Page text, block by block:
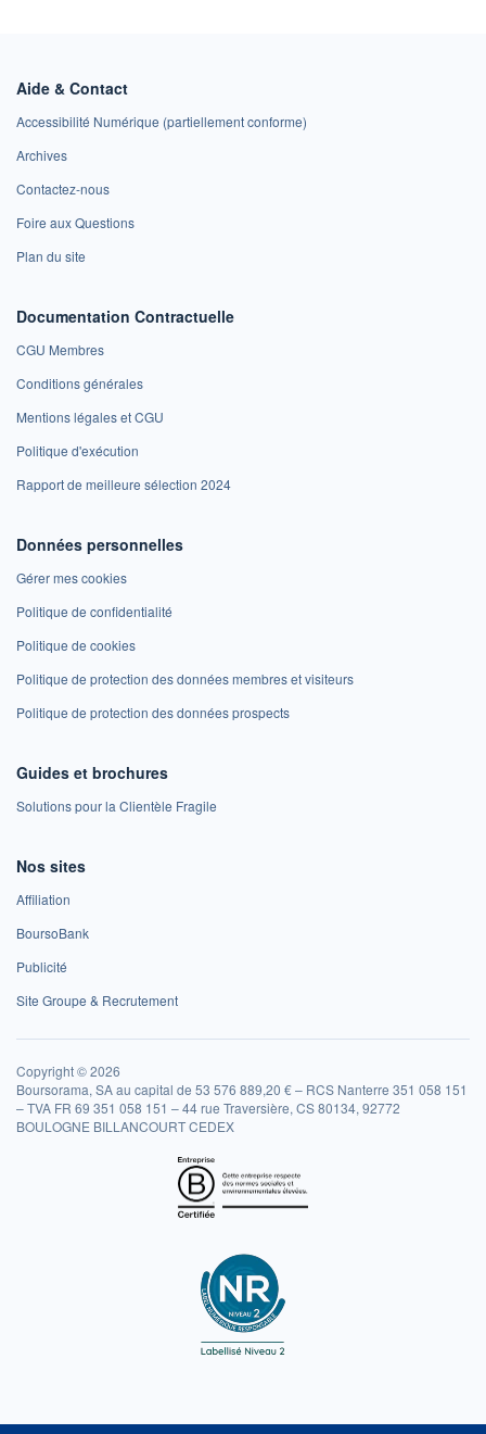
Aide & Contact
Accessibilité Numérique (partiellement conforme)
Archives
Contactez-nous
Foire aux Questions
Plan du site
Documentation Contractuelle
CGU Membres
Conditions générales
Mentions légales et CGU
Politique d'exécution
Rapport de meilleure sélection 2024
Données personnelles
Gérer mes cookies
Politique de confidentialité
Politique de cookies
Politique de protection des données membres et visiteurs
Politique de protection des données prospects
Guides et brochures
Solutions pour la Clientèle Fragile
Nos sites
Affiliation
BoursoBank
Publicité
Site Groupe & Recrutement
Copyright © 2026
Boursorama, SA au capital de 53 576 889,20 € – RCS Nanterre 351 058 151
– TVA FR 69 351 058 151 – 44 rue Traversière, CS 80134, 92772
BOULOGNE BILLANCOURT CEDEX